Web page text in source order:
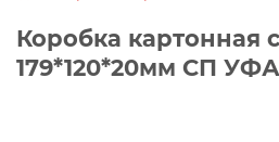
Коробка картонная
179*120*20мм СП УФА